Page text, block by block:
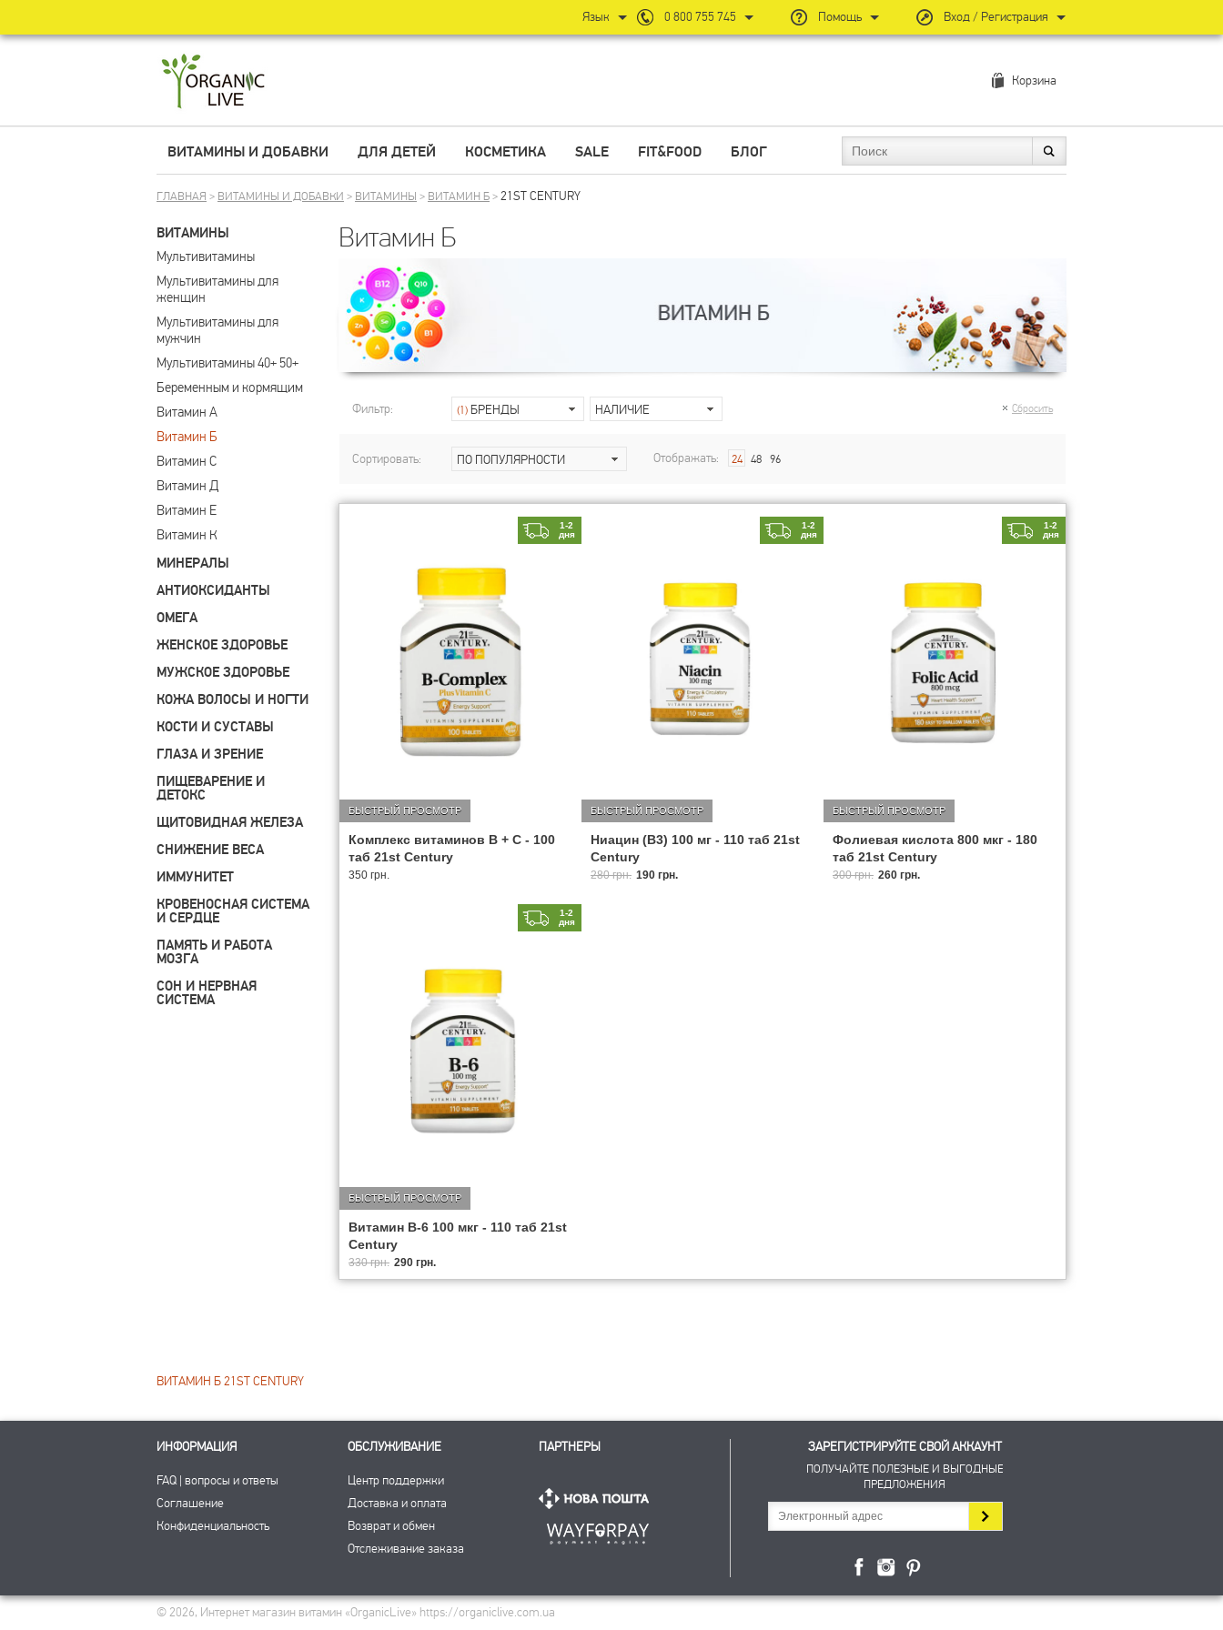
Корзина
ВИТАМИНЫ И ДОБАВКИ ДЛЯ ДЕТЕЙ КОСМЕТИКА SALE FIT&FOOD БЛОГ
ГЛАВНАЯ > ВИТАМИНЫ И ДОБАВКИ > ВИТАМИНЫ > ВИТАМИН Б>21ST CENTURY
ВИТАМИНЫ
Мультивитамины
Мультивитамины для
женщин
Мультивитамины для
мужчин
Мультивитамины 40+ 50+
Беременным и кормящим
Витамин А
Витамин Б
Витамин С
Витамин Д
Витамин Е
Витамин К
МИНЕРАЛЫ
АНТИОКСИДАНТЫ
ОМЕГА
ЖЕНСКОЕ ЗДОРОВЬЕ
МУЖСКОЕ ЗДОРОВЬЕ
КОЖА ВОЛОСЫ И НОГТИ
КОСТИ И СУСТАВЫ
ГЛАЗА И ЗРЕНИЕ
ПИЩЕВАРЕНИЕ И
ДЕТОКС
ЩИТОВИДНАЯ ЖЕЛЕЗА
СНИЖЕНИЕ ВЕСА
ИММУНИТЕТ
КРОВЕНОСНАЯ СИСТЕМА
И СЕРДЦЕ
ПАМЯТЬ И РАБОТА
МОЗГА
СОН И НЕРВНАЯ
СИСТЕМА
Витамин Б
Фильтр: (1) БРЕНДЫ НАЛИЧИЕ Сбросить
Сортировать: ПО ПОПУЛЯРНОСТИ Отображать: 24 48 96
1-2
дня
Комплекс витаминов B + С - 100
таб 21st Century
БЫСТРЫЙ ПРОСМОТР
350 грн.
1-2
дня
Ниацин (B3) 100 мг - 110 таб 21st
Century
БЫСТРЫЙ ПРОСМОТР
280 грн. 190 грн.
1-2
дня
Фолиевая кислота 800 мкг - 180
таб 21st Century
БЫСТРЫЙ ПРОСМОТР
300 грн. 260 грн.
1-2
дня
Витамин B-6 100 мкг - 110 таб 21st
Century
БЫСТРЫЙ ПРОСМОТР
330 грн. 290 грн.
© 2026, Интернет магазин витамин «OrganicLive» https://organiclive.com.ua
Вход / Регистрация
Помощь
0 800 755 745
Язык
ВИТАМИН Б 21ST CENTURY
ИНФОРМАЦИЯ
FAQ | вопросы и ответы
Соглашение
Конфиденциальность
ОБСЛУЖИВАНИЕ
Центр поддержки
Доставка и оплата
Возврат и обмен
Отслеживание заказа
ПАРТНЕРЫ ЗАРЕГИСТРИРУЙТЕ СВОЙ АККАУНТ
ПОЛУЧАЙТЕ ПОЛЕЗНЫЕ И ВЫГОДНЫЕ
ПРЕДЛОЖЕНИЯ